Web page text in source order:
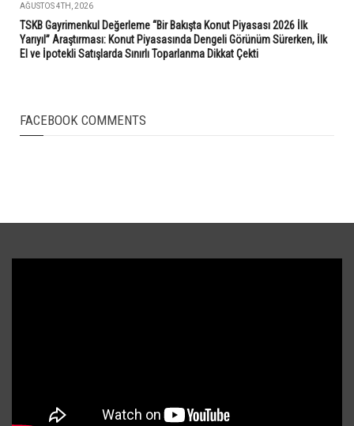
AĞUSTOS 4TH, 2026
TSKB Gayrimenkul Değerleme “Bir Bakışta Konut Piyasası 2026 İlk
Yarıyıl” Araştırması: Konut Piyasasında Dengeli Görünüm Sürerken, İlk
El ve İpotekli Satışlarda Sınırlı Toparlanma Dikkat Çekti
FACEBOOK COMMENTS